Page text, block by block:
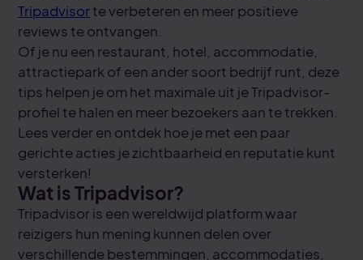
Tripadvisorte verbeteren en meer positieve
reviews te ontvangen.
Of je nu een restaurant, hotel, accommodatie,
attractiepark of een ander soort bedrijf runt, deze
tips helpen je om het maximale uit je Tripadvisor-
profiel te halen en meer bezoekers aan te trekken.
Lees verder en ontdek hoe je met een paar
gerichte acties je zichtbaarheid en reputatie kunt
versterken!
Wat is Tripadvisor?
Tripadvisor is een wereldwijd platform waar
reizigers hun mening kunnen delen over
verschillende bestemmingen, accommodaties,